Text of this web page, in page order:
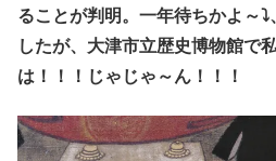
ることが判明。一年待ちかよ～⤵
したが、大津市立歴史博物館で
は！！！じゃじゃ～ん！！！